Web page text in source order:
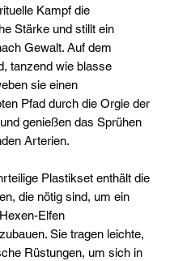
Kampf die
Stärke und stillt ein
Gewalt. Auf dem
tanzend wie blasse
sie einen
Pfad durch die Orgie der
genießen das Sprühen
Arterien.
Plastikset enthält die
die nötig sind, um ein
Elfen
Sie tragen leichte,
Rüstungen, um sich in